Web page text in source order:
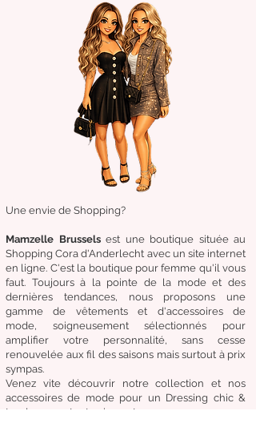
Une envie de Shopping?
Mamzelle Brussels est une boutique située au
Shopping Cora d'Anderlecht avec un site internet
en ligne. C'est la boutique pour femme qu'il vous
faut. Toujours à la pointe de la mode et des
dernières tendances, nous proposons une
gamme de vêtementset d'accessoires de
mode,
soigneusementsélectionnés pour
amplifier votre personnalité, sans cesse
renouvelée aux fil des saisons mais surtout à prix
sympas.
Venez vite découvrirnotre collection et nos
accessoires de mode pour un Dressing chic &
tendance en toute circonstance.